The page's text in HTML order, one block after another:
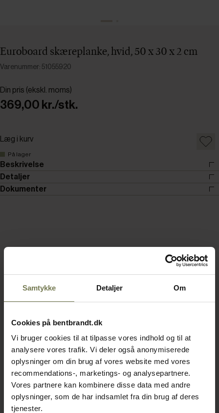
Samtykke Detaljer Om
Cookies på bentbrandt.dk
Vi bruger cookies til at tilpasse vores indhold og til at
analysere vores trafik. Vi deler også anonymiserede
oplysninger om din brug af vores website med vores
recommendations-, marketings- og analysepartnere.
Vores partnere kan kombinere disse data med andre
oplysninger, som de har indsamlet fra din brug af deres
tjenester.
Euroboard skæreplanke, hvid, 50 x 30 x 2 cm
Varenummer: 51055920
Din pris (ekskl. moms)
369,00 kr./stk.
Læg i kurv
På lager
Beskrivelse
Detaljer
Dokumenter